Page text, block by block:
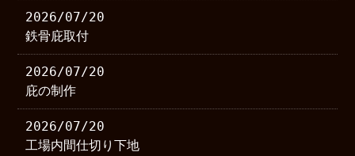
2026/07/20
鉄骨庇取付
2026/07/20
庇の制作
2026/07/20
工場内間仕切り下地